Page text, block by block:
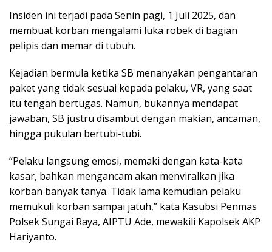
Insiden ini terjadi pada Senin pagi, 1 Juli 2025, dan
membuat korban mengalami luka robek di bagian
pelipis dan memar di tubuh.
Kejadian bermula ketika SB menanyakan pengantaran
paket yang tidak sesuai kepada pelaku, VR, yang saat
itu tengah bertugas. Namun, bukannya mendapat
jawaban, SB justru disambut dengan makian, ancaman,
hingga pukulan bertubi-tubi.
“Pelaku langsung emosi, memaki dengan kata-kata
kasar, bahkan mengancam akan menviralkan jika
korban banyak tanya. Tidak lama kemudian pelaku
memukuli korban sampai jatuh,” kata Kasubsi Penmas
Polsek Sungai Raya, AIPTU Ade, mewakili Kapolsek AKP
Hariyanto.